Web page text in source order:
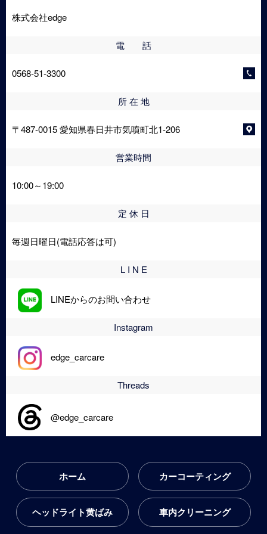
株式会社edge
電 話
0568-51-3300
所 在 地
〒487-0015 愛知県春日井市気噴町北1-206
営業時間
10:00～19:00
定 休 日
毎週日曜日(電話応答は可)
L I N E
LINEからのお問い合わせ
Instagram
edge_carcare
Threads
@edge_carcare
ホーム カーコーティング
ヘッドライト黄ばみ 車内クリーニング